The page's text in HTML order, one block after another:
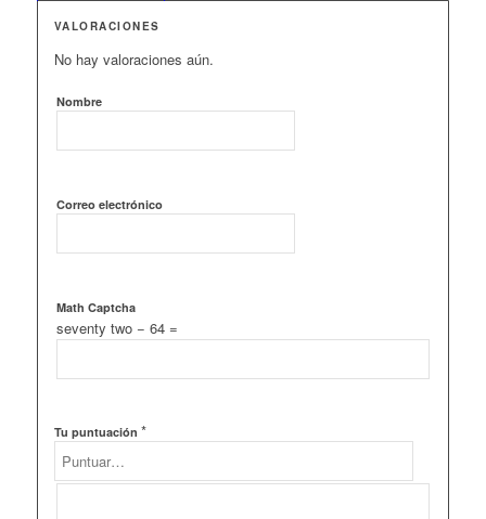
VALORACIONES
No hay valoraciones aún.
Nombre
Correo electrónico
Math Captcha
seventy two − 64 =
Tu puntuación *